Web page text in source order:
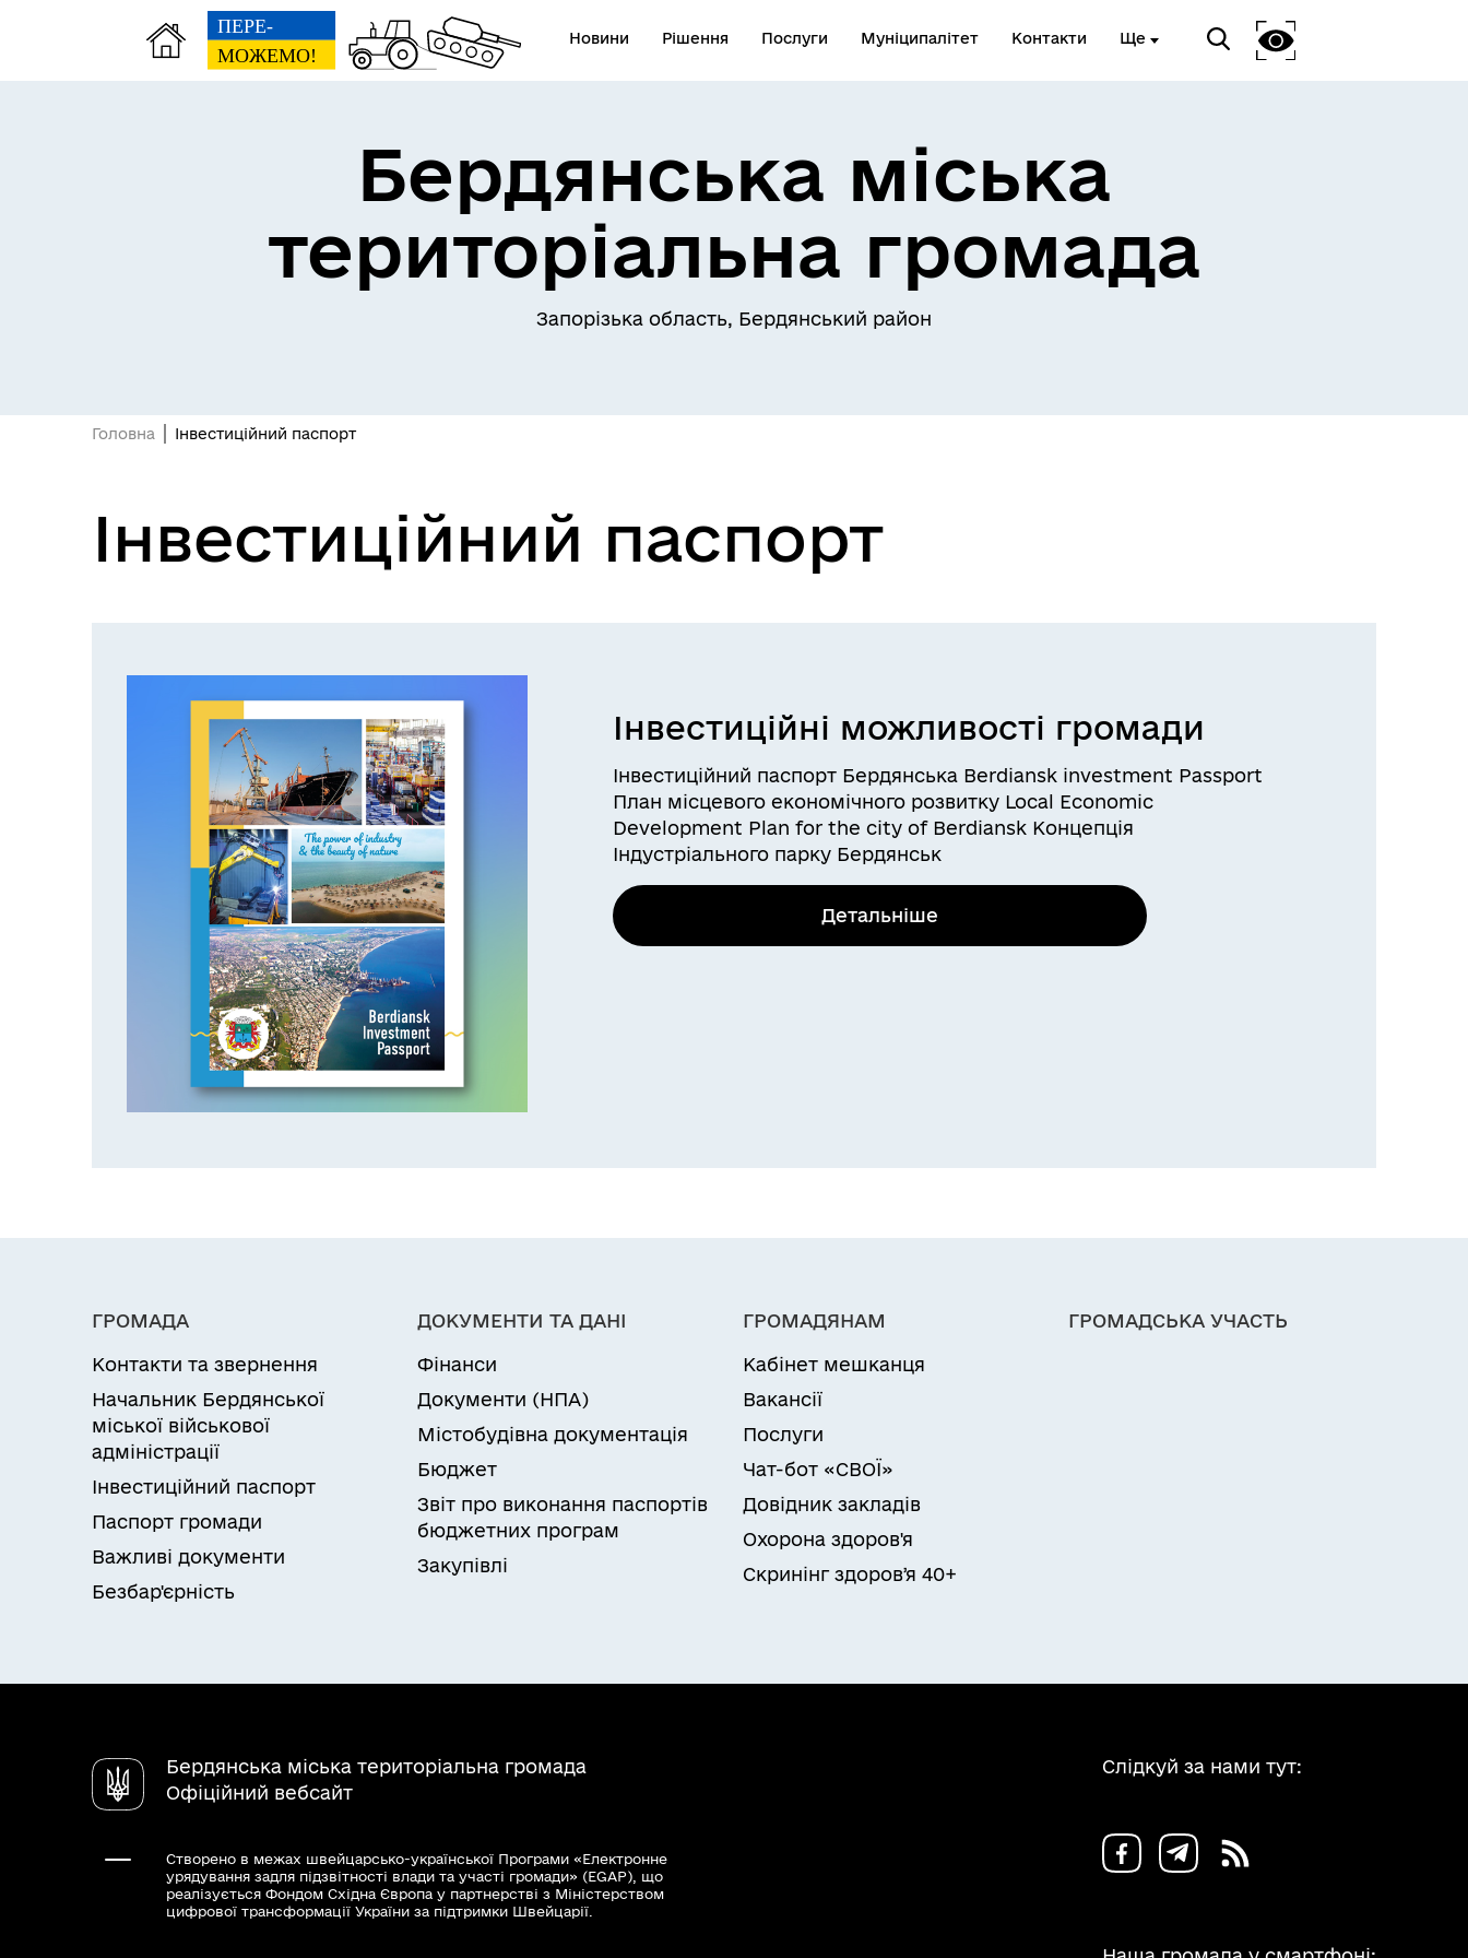
Новини Рішення Послуги Муніципалітет Контакти Ще
Бердянська міська
територіальна громада
Запорізька область, Бердянський район
Головна Інвестиційний паспорт
Інвестиційний паспорт
Інвестиційні можливості громади
Інвестиційний паспорт Бердянська Berdiansk investment Passport
План місцевого економічного розвитку Local Economic
Development Plan for the city of Berdiansk Концепція
Індустріального парку Бердянськ
Детальніше
ГРОМАДА
Контакти та звернення
Начальник Бердянської
міської військової
адміністрації
Інвестиційний паспорт
Паспорт громади
Важливі документи
Безбар'єрність
ДОКУМЕНТИ ТА ДАНІ
Фінанси
Документи (НПА)
Містобудівна документація
Бюджет
Звіт про виконання паспортів
бюджетних програм
Закупівлі
ГРОМАДЯНАМ
Кабінет мешканця
Вакансії
Послуги
Чат-бот «СВОЇ»
Довідник закладів
Охорона здоров'я
Скринінг здоровʼя 40+
ГРОМАДСЬКА УЧАСТЬ
Бердянська міська територіальна громада
Офіційний вебсайт
Створено в межах швейцарсько-української Програми «Електронне
урядування задля підзвітності влади та участі громади» (EGAP), що
реалізується Фондом Східна Європа у партнерстві з Міністерством
цифрової трансформації України за підтримки Швейцарії.
Слідкуй за нами тут: